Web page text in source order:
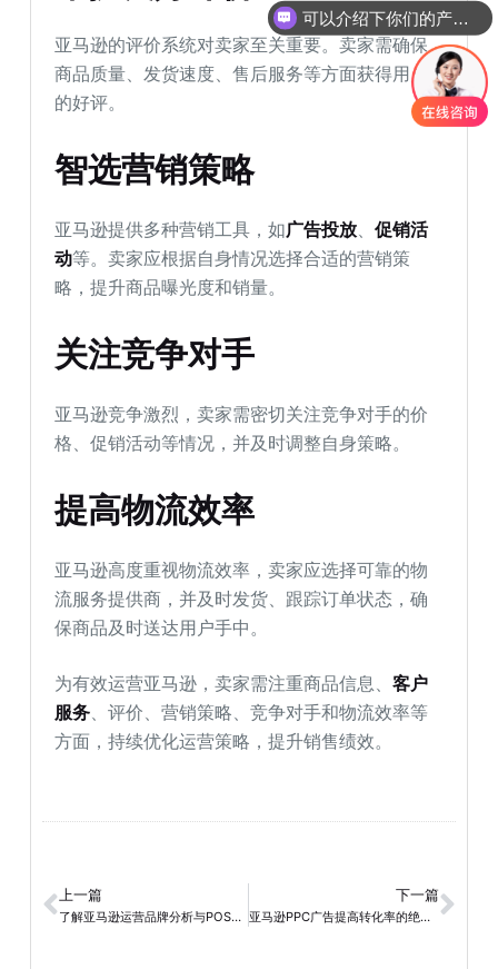
亚马逊的评价系统对卖家至关重要。卖家需确保
商品质量、发货速度、售后服务等方面获得用户
的好评。
智选营销策略
亚马逊提供多种营销工具，如广告投放、促销活
动等。卖家应根据自身情况选择合适的营销策
略，提升商品曝光度和销量。
关注竞争对手
亚马逊竞争激烈，卖家需密切关注竞争对手的价
格、促销活动等情况，并及时调整自身策略。
提高物流效率
亚马逊高度重视物流效率，卖家应选择可靠的物
流服务提供商，并及时发货、跟踪订单状态，确
保商品及时送达用户手中。
为有效运营亚马逊，卖家需注重商品信息、客户
服务、评价、营销策略、竞争对手和物流效率等
方面，持续优化运营策略，提升销售绩效。
上一篇
了解亚马逊运营品牌分析与POST功能，打造独特品牌形象
下一篇
亚马逊PPC广告提高转化率的绝佳策略和技巧
可以介绍下你们的产品么